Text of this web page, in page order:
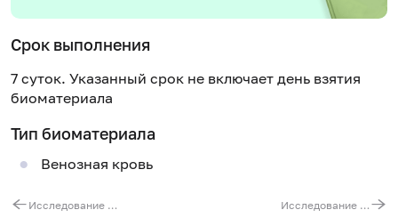
Срок выполнения
7 суток. Указанный срок не включает день взятия
биоматериала
Тип биоматериала
Венозная кровь
Исследование таргетной панели генов для диагностики наследственных аритмогенных заболеваний сердца методом секвенирования следующего поколения (NGS) Исследование панели генов наследственных опухолевых синдромов по результатам полноэкзомного секвенирования